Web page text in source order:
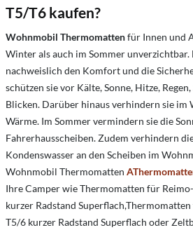
T5/T6 kaufen?
Wohnmobil Thermomattenfür Innen und
Winter als auch im Sommer unverzichtbar.
nachweislich den Komfort und die
schützen sie vor Kälte, Sonne, Hitze,
Blicken. Darüber hinaus verhindern sie im
Wärme. Im Sommer vermindern sie die
Fahrerhausscheiben. Zudem verhindern
Kondenswasser an den Scheiben im
Wohnmobil Thermomatten
Ihre Camper wie Thermomatten für
kurzer Radstand Superflach
T5/6 kurzer Radstand Superflach oder